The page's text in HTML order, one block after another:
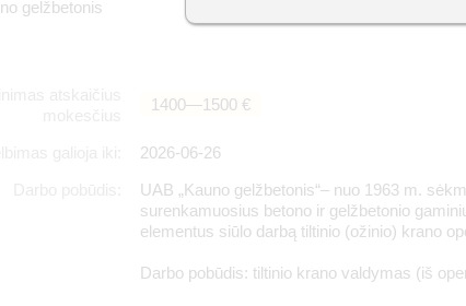
1400―1500 €
2026-06-26
UAB „Kauno gelžbetonis“– nuo 1963 m.
surenkamuosius betono ir gelžbetonio
elementus siūlo darbą tiltinio (ožinio) krano
Darbo pobūdis: tiltinio krano valdymas (iš